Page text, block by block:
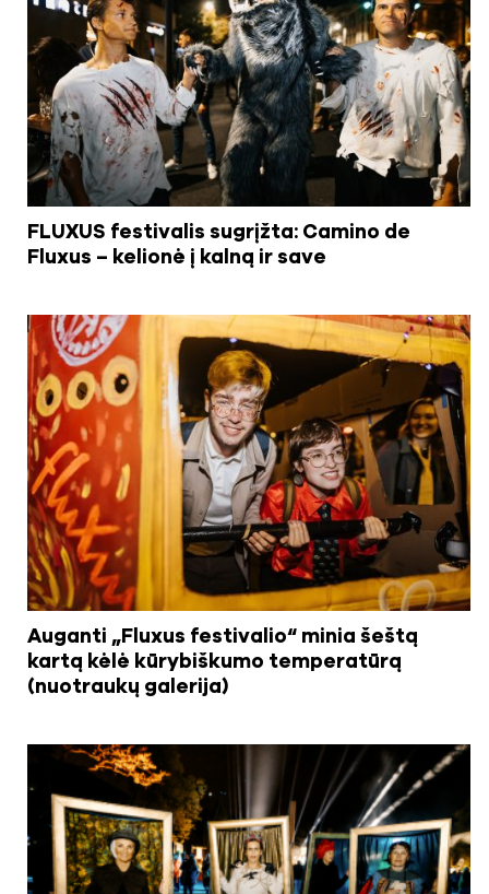
FLUXUS festivalis sugrįžta: Camino de
Fluxus – kelionė į kalną ir save
Auganti „Fluxus festivalio“ minia šeštą
kartą kėlė kūrybiškumo temperatūrą
(nuotraukų galerija)